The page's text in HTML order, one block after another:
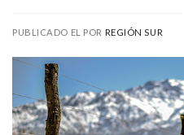
PUBLICADO EL POR REGIÓN SUR